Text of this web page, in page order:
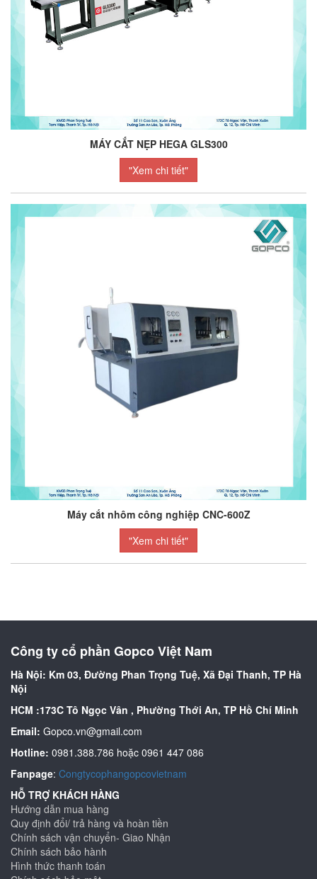
MÁY CẮT NẸP HEGA GLS300
"Xem chi tiết"
Máy cắt nhôm công nghiệp CNC-600Z
"Xem chi tiết"
Công ty cổ phần Gopco Việt Nam
Hà Nội: Km 03, Đường Phan Trọng Tuệ, Xã Đại Thanh, TP Hà
Nội
HCM :173C Tô Ngọc Vân , Phường Thới An, TP Hồ Chí Minh
Email: Gopco.vn@gmail.com
Hotline: 0981.388.786 hoặc 0961 447 086
Fanpage: Congtycophangopcovietnam
HỖ TRỢ KHÁCH HÀNG
Hướng dẫn mua hàng
Quy định đổi/ trả hàng và hoàn tiền
Chính sách vận chuyển- Giao Nhận
Chính sách bảo hành
Hình thức thanh toán